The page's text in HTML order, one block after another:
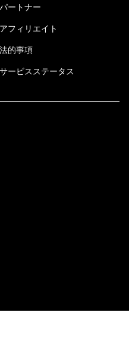
パートナー
アフィリエイト
法的事項
サービスステータス